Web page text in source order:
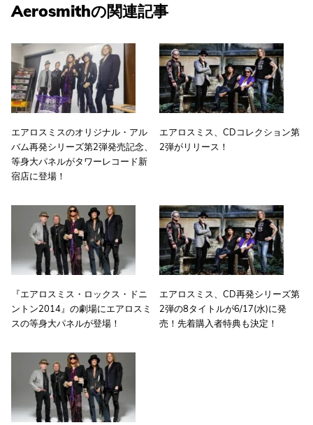
Aerosmithの関連記事
エアロスミスのオリジナル・アル
バム再発シリーズ第2弾発売記念、
等身大パネルがタワーレコード新
宿店に登場！
エアロスミス、CDコレクション第
2弾がリリース！
『エアロスミス・ロックス・ドニ
ントン2014』の劇場にエアロスミ
スの等身大パネルが登場！
エアロスミス、CD再発シリーズ第
2弾の8タイトルが6/17(水)に発
売！先着購入者特典も決定！